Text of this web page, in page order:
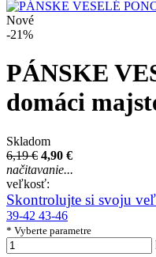
Nové
-21%
PÁNSKE
domáci
Skladom
6,19 € 4,90 €
načitavanie...
veľkosť:
Skontrolujte si svoju
39-42 43-46
* Vyberte parametre